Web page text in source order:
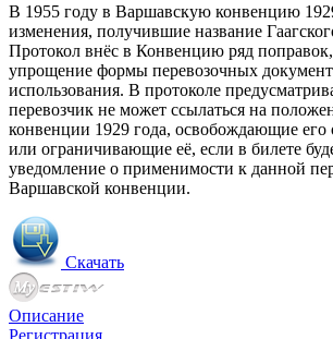
В 1955 году в Варшавскую конвенцию
изменения, получившие название
Протокол внёс в Конвенцию ряд
упрощение формы перевозочных
использования. В протоколе
перевозчик не может ссылаться на
конвенции 1929 года, освобождающие его
или ограничивающие её, если в билете
уведомление о применимости к данной
Варшавской конвенции.
Скачать
Описание
Регистрация